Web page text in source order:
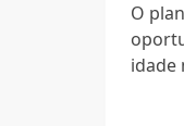
O
idade